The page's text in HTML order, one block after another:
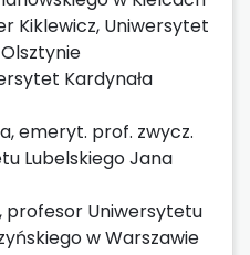
Kiklewicz, Uniwersytet
Kardynała
emeryt. prof. zwycz.
Lubelskiego Jana
profesor Uniwersytetu
w Warszawie